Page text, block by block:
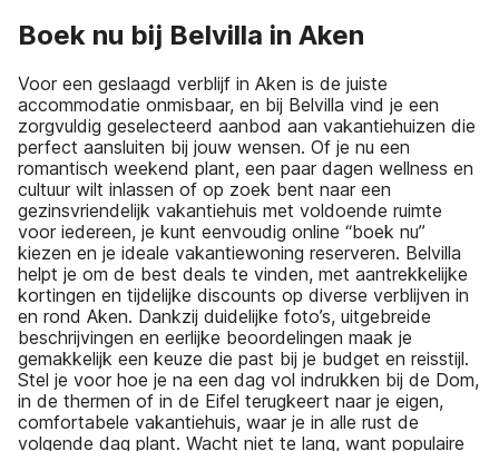
Boek nu bij Belvilla in Aken
Voor een geslaagd verblijf in Aken is de juiste
accommodatie onmisbaar, en bij Belvilla vind je een
zorgvuldig geselecteerd aanbod aan vakantiehuizen die
perfect aansluiten bij jouw wensen. Of je nu een
romantisch weekend plant, een paar dagen wellness en
cultuur wilt inlassen of op zoek bent naar een
gezinsvriendelijk vakantiehuis met voldoende ruimte
voor iedereen, je kunt eenvoudig online “boek nu”
kiezen en je ideale vakantiewoning reserveren. Belvilla
helpt je om de best deals te vinden, met aantrekkelijke
kortingen en tijdelijke discounts op diverse verblijven in
en rond Aken. Dankzij duidelijke foto’s, uitgebreide
beschrijvingen en eerlijke beoordelingen maak je
gemakkelijk een keuze die past bij je budget en reisstijl.
Stel je voor hoe je na een dag vol indrukken bij de Dom,
in de thermen of in de Eifel terugkeert naar je eigen,
comfortabele vakantiehuis, waar je in alle rust de
volgende dag plant. Wacht niet te lang, want populaire